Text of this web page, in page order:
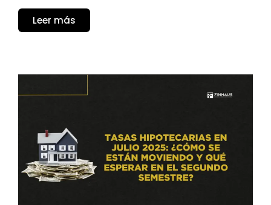
Leer más